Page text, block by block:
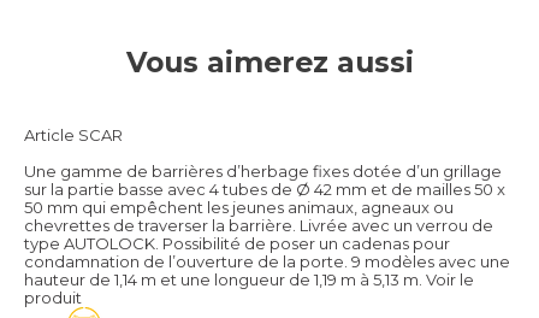
Vous aimerez aussi
Article SCAR
Une gamme de barrières d’herbage fixes dotée d’un grillage
sur la partie basse avec 4 tubes de Ø 42 mm et de mailles 50 x
50 mm qui empêchent les jeunes animaux, agneaux ou
chevrettes de traverser la barrière. Livrée avec un verrou de
type AUTOLOCK. Possibilité de poser un cadenas pour
condamnation de l’ouverture de la porte. 9 modèles avec une
hauteur de 1,14 m et une longueur de 1,19 m à 5,13 m. Voir le
produit